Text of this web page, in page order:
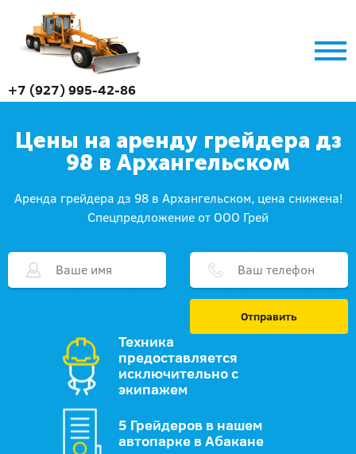
+7 (927) 995-42-86
Цены на аренду грейдера дз
98 в Архангельском
Аренда грейдера дз 98 в Архангельском, цена снижена!
Спецпредложение от ООО Грей
Отправить
Техника
предоставляется
исключительно с
экипажем
5 Грейдеров в нашем
автопарке в Абакане